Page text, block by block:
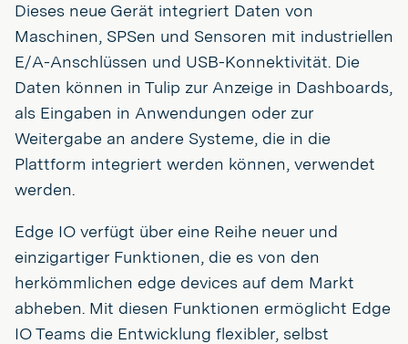
Dieses neue Gerät integriert Daten von
Maschinen, SPSen und Sensoren mit industriellen
E/A-Anschlüssen und USB-Konnektivität. Die
Daten können in Tulip zur Anzeige in Dashboards,
als Eingaben in Anwendungen oder zur
Weitergabe an andere Systeme, die in die
Plattform integriert werden können, verwendet
werden.
Edge IO verfügt über eine Reihe neuer und
einzigartiger Funktionen, die es von den
herkömmlichen edge devices auf dem Markt
abheben. Mit diesen Funktionen ermöglicht Edge
IO Teams die Entwicklung flexibler, selbst